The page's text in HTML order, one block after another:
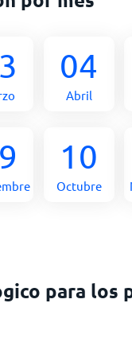
04
Abril
10
Octubre
para los